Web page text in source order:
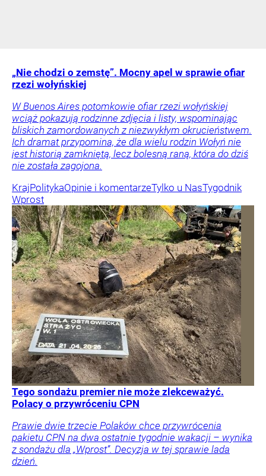
„Nie chodzi o zemstę”. Mocny apel w sprawie ofiar
rzezi wołyńskiej
W Buenos Aires potomkowie ofiar rzezi wołyńskiej
wciąż pokazują rodzinne zdjęcia i listy, wspominając
bliskich zamordowanych z niezwykłym okrucieństwem.
Ich dramat przypomina, że dla wielu rodzin Wołyń nie
jest historią zamkniętą, lecz bolesną raną, która do dziś
nie została zagojona.
KrajPolitykaOpinie i komentarzeTylko u NasTygodnik
Wprost
Tego sondażu premier nie może zlekceważyć.
Polacy o przywróceniu CPN
Prawie dwie trzecie Polaków chce przywrócenia
pakietu CPN na dwa ostatnie tygodnie wakacji – wynika
z sondażu dla „Wprost”. Decyzja w tej sprawie lada
dzień.